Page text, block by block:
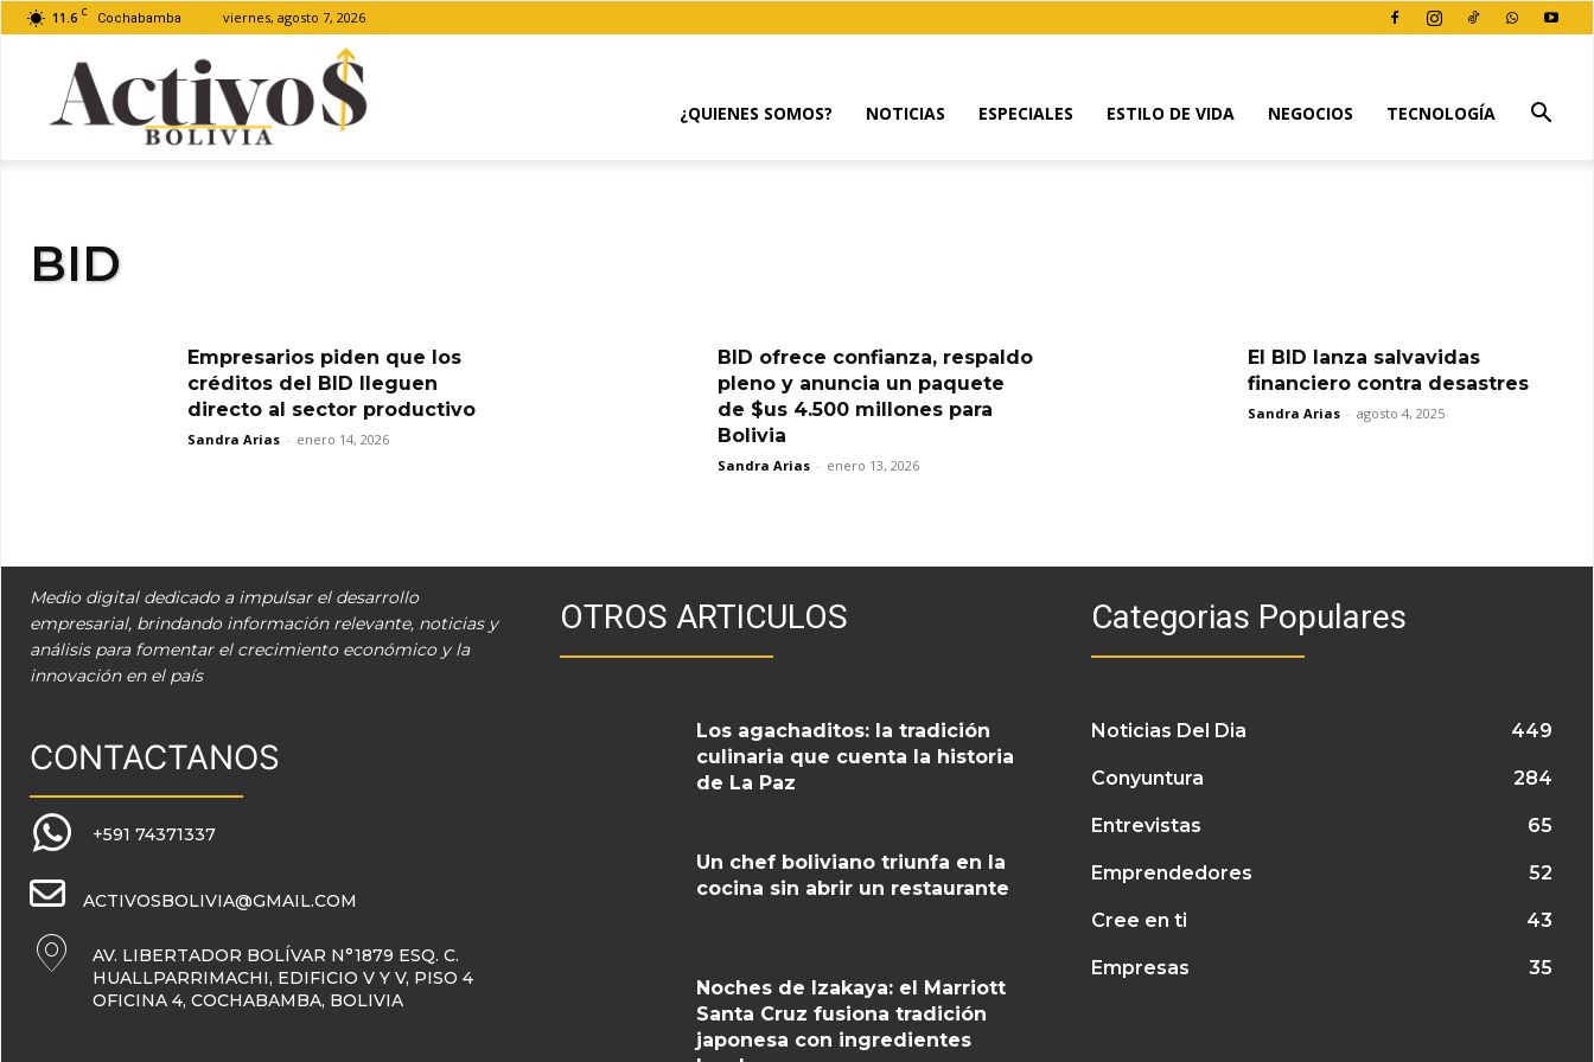
11.6 C Cochabamba viernes, agosto 7, 2026
¿QUIENES SOMOS? NOTICIAS ESPECIALES ESTILO DE VIDA NEGOCIOS TECNOLOGÍA
BID
Empresarios piden que los
créditos del BID lleguen
directo al sector productivo
Sandra Arias - enero 14, 2026
BID ofrece confianza, respaldo
pleno y anuncia un paquete
de $us 4.500 millones para
Bolivia
Sandra Arias - enero 13, 2026
El BID lanza salvavidas
financiero contra desastres
Sandra Arias - agosto 4, 2025
Medio digital dedicado a impulsar el desarrollo
empresarial, brindando información relevante, noticias y
análisis para fomentar el crecimiento económico y la
innovación en el país
CONTACTANOS
+591 74371337
ACTIVOSBOLIVIA@GMAIL.COM
AV. LIBERTADOR BOLÍVAR N°1879 ESQ. C.
HUALLPARRIMACHI, EDIFICIO V Y V, PISO 4
OFICINA 4, COCHABAMBA, BOLIVIA
OTROS ARTICULOS
Los agachaditos: la tradición
culinaria que cuenta la historia
de La Paz
Un chef boliviano triunfa en la
cocina sin abrir un restaurante
Noches de Izakaya: el Marriott
Santa Cruz fusiona tradición
japonesa con ingredientes
Categorias Populares
Noticias Del Dia 449
Conyuntura 284
Entrevistas 65
Emprendedores 52
Cree en ti 43
Empresas 35